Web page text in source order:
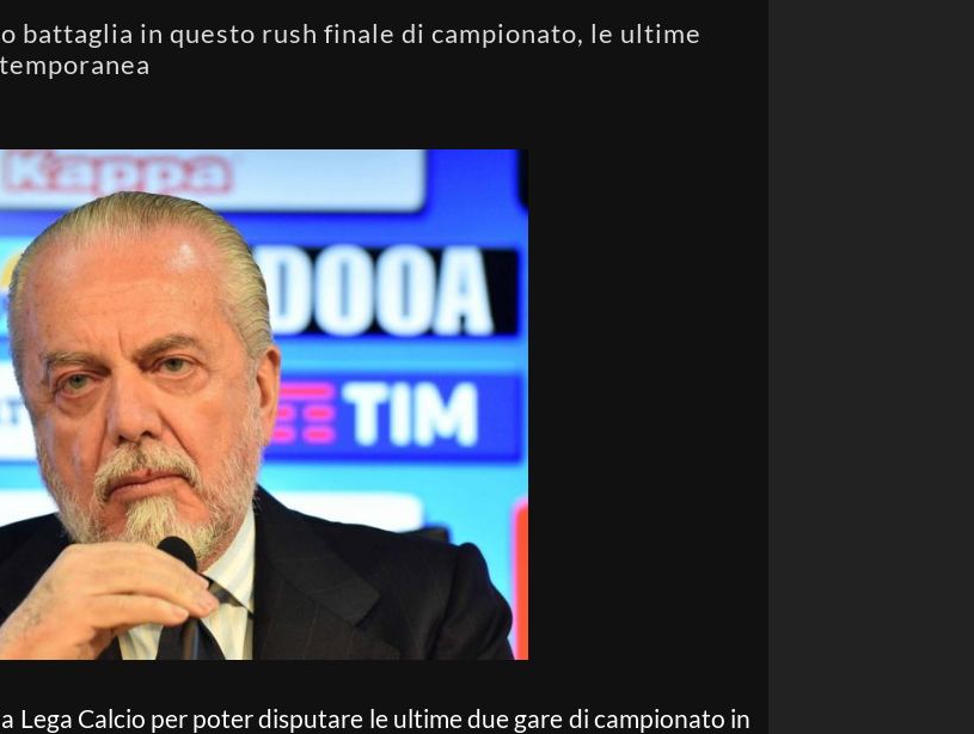
battaglia in questo rush finale di campionato, le ultime
Lega Calcio per poter disputare le ultime due gare di campionato in